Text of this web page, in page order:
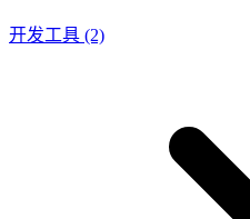
开发工具 (2)